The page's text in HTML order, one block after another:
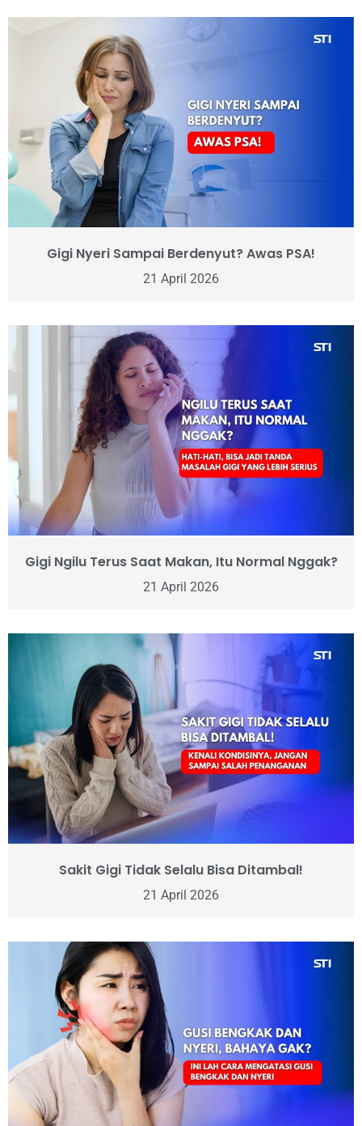
Gigi Nyeri Sampai Berdenyut? Awas PSA!
21 April 2026
Gigi Ngilu Terus Saat Makan, Itu Normal Nggak?
21 April 2026
Sakit Gigi Tidak Selalu Bisa Ditambal!
21 April 2026